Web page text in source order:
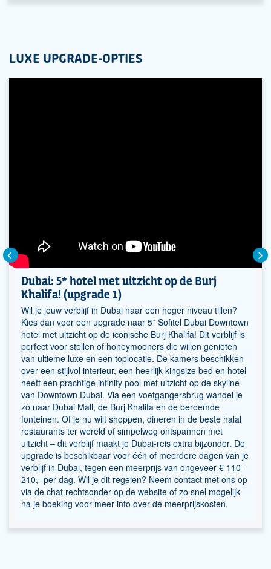
LUXE UPGRADE-OPTIES
Dubai: 5* hotel met uitzicht op de Burj
Khalifa! (upgrade 1)
Wil je jouw verblijf in Dubai naar een hoger niveau tillen?
Kies dan voor een upgrade naar 5* Sofitel Dubai Downtown
hotel met uitzicht op de iconische Burj Khalifa! Dit verblijf is
perfect voor stellen of honeymooners die willen genieten
van ultieme luxe en een toplocatie. De kamers beschikken
over een stijlvol interieur, een heerlijk kingsize bed en hotel
heeft een prachtige infinity pool met uitzicht op de skyline
van Downtown Dubai. Via een voetgangersbrug wandel je
zó naar Dubai Mall, de Burj Khalifa en de beroemde
fonteinen. Of je nu wilt shoppen, dineren in de beste halal
restaurants ter wereld of simpelweg ontspannen met
uitzicht – dit verblijf maakt je Dubai-reis extra bijzonder. De
upgrade is beschikbaar voor één of meerdere dagen van je
verblijf in Dubai, tegen een meerprijs van ongeveer € 110-
210,- per dag. Wil je dit regelen? Neem contact met ons op
via de chat rechtsonder op de website of zo snel mogelijk
na je boeking voor meer info over de meerprijskosten.